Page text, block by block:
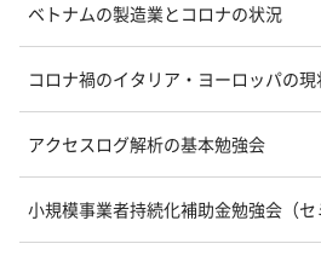
ベトナムの製造業とコロナの状況
コロナ禍のイタリア・ヨーロッパの現
アクセスログ解析の基本勉強会
小規模事業者持続化補助金勉強会（セ